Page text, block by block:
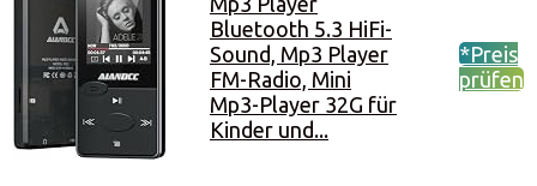
Bluetooth 5.3 HiFi-
Sound, Mp3 Player
FM-Radio, Mini
Mp3-Player 32G für
Kinder und...
*Preis
prüfen